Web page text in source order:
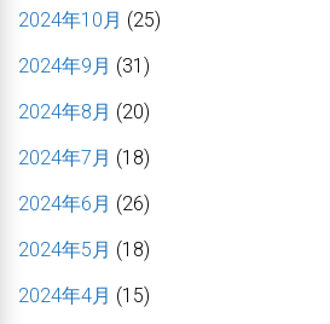
2024年10月 (25)
2024年9月 (31)
2024年8月 (20)
2024年7月 (18)
2024年6月 (26)
2024年5月 (18)
2024年4月 (15)